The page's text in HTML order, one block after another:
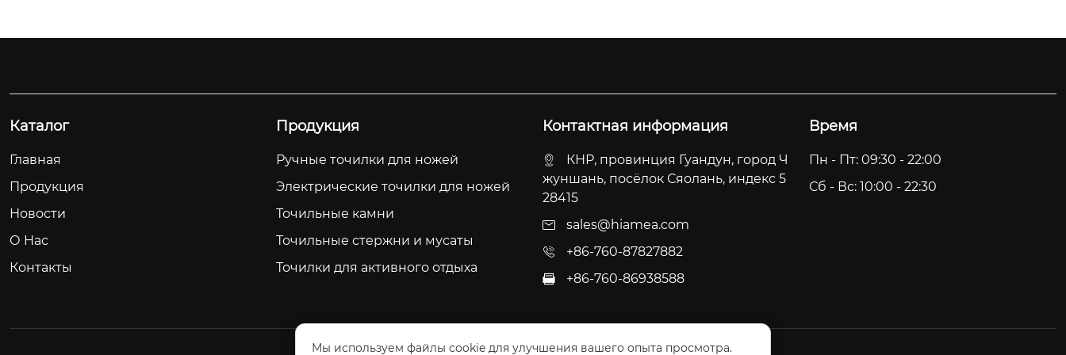
Каталог
Главная
Продукция
Новости
О Hас
Контакты
Продукция
Ручные точилки для ножей
Электрические точилки для ножей
Точильные камни
Точильные стержни и мусаты
Точилки для активного отдыха
Контактная информация
КНР, провинция Гуандун, город Ч
жуншань, посёлок Сяолань, индекс 5
28415
sales@hiamea.com
+86-760-87827882
 +86-760-86938588
Время
Пн - Пт: 09:30 - 22:00
Сб - Вс: 10:00 - 22:30
Мы используем файлы cookie для улучшения вашего опыта просмотра.